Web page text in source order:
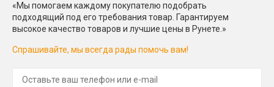
«Мы помогаем каждому покупателю подобрать
подходящий под его требования товар. Гарантируем
высокое качество товаров и лучшие цены в Рунете.»
Спрашивайте, мы всегда рады помочь вам!